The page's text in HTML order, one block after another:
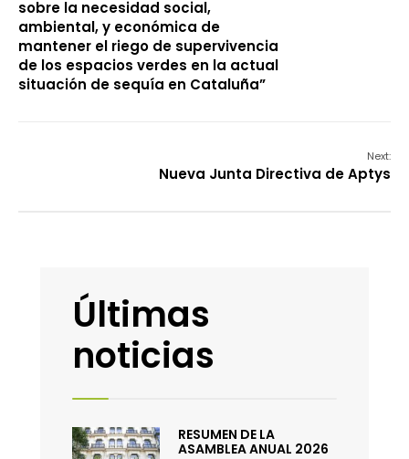
sobre la necesidad social,
ambiental, y económica de
mantener el riego de supervivencia
de los espacios verdes en la actual
situación de sequía en Cataluña”
Next:
Nueva Junta Directiva de Aptys
Últimas
noticias
RESUMEN DE LA
ASAMBLEA ANUAL 2026